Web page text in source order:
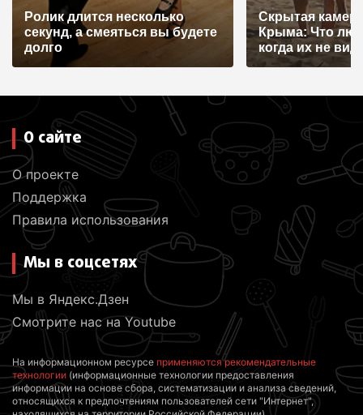
Ролик длится несколько
секунд, а смеяться вы будете
долго
Скрытая
Крыма: Что
когда их не
О сайте
О проекте
Поддержка
Правила использования
Мы в соцсетях
Мы в Яндекс.Дзен
Смотрите нас на Youtube
На информационном ресурсе применяются рекомендательные
технологии (информационные технологии предоставления
информации на основе сбора, систематизации и анализа сведений,
относящихся к предпочтениям пользователей сети "Интернет",